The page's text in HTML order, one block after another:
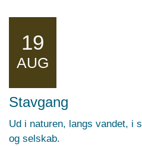
19
AUG
Stavgang
Ud i naturen, langs vandet, i
og selskab.